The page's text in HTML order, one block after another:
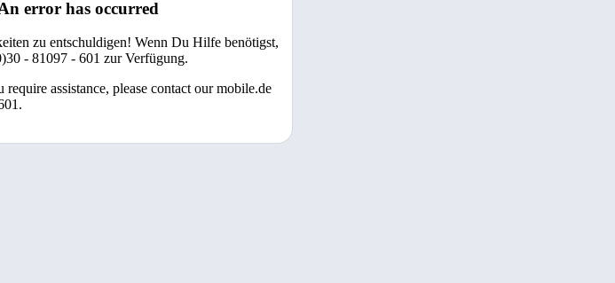
error has occurred
zu entschuldigen! Wenn Du Hilfe benötigst,
- 81097 - 601 zur Verfügung.
assistance, please contact our mobile.de